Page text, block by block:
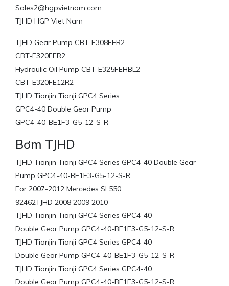
Sales2@hgpvietnam.com
TJHD HGP Viet Nam
TJHD Gear Pump CBT-E308FER2
CBT-E320FER2
Hydraulic Oil Pump CBT-E325FEHBL2
CBT-E320FE12R2
TJHD Tianjin Tianji GPC4 Series
GPC4-40 Double Gear Pump
GPC4-40-BE1F3-G5-12-S-R
Bơm TJHD
TJHD Tianjin Tianji GPC4 Series GPC4-40 Double Gear
Pump GPC4-40-BE1F3-G5-12-S-R
For 2007-2012 Mercedes SL550
92462TJHD 2008 2009 2010
TJHD Tianjin Tianji GPC4 Series GPC4-40
Double Gear Pump GPC4-40-BE1F3-G5-12-S-R
TJHD Tianjin Tianji GPC4 Series GPC4-40
Double Gear Pump GPC4-40-BE1F3-G5-12-S-R
TJHD Tianjin Tianji GPC4 Series GPC4-40
Double Gear Pump GPC4-40-BE1F3-G5-12-S-R